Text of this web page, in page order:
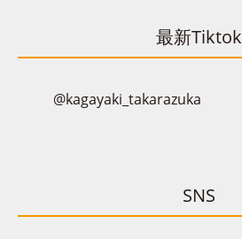
最新Tiktok
@kagayaki_takarazuka
SNS